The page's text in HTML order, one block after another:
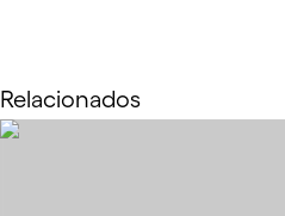
Relacionados